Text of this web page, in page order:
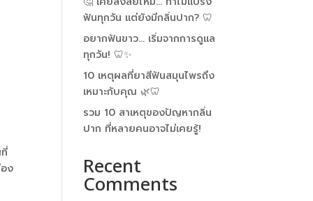
ง
ฟันทุกวัน แต่ยังมีกลิ่นปาก? 🦷
อยากฟันขาว… เริ่มจากการดูแล
ทุกวัน! 🦷✨
10 เหตุผลที่ยาสีฟันสมุนไพรถึง
เหมาะกับคุณ 🌿🦷
รวม 10 สาเหตุของปัญหากลิ่น
ปาก ที่หลายคนอาจไม่เคยรู้!
Recent
Comments